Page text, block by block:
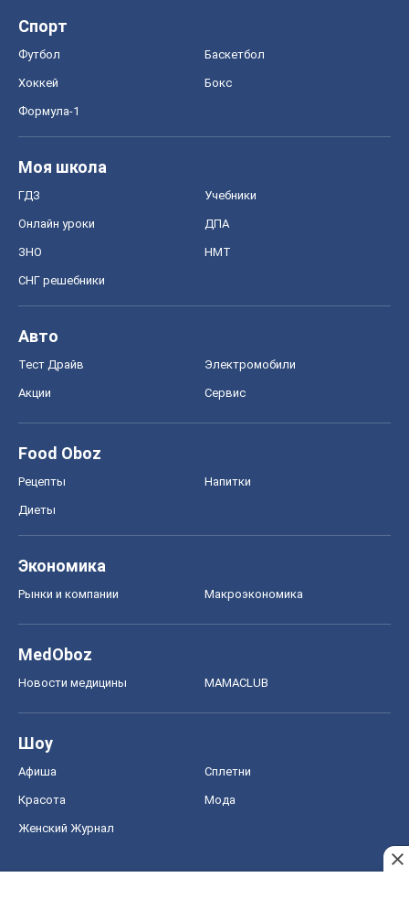
Спорт
Футбол Баскетбол
Хоккей Бокс
Формула-1
Моя школа
ГДЗ Учебники
Онлайн уроки ДПА
ЗНО НМТ
СНГ решебники
Авто
Тест Драйв Электромобили
Акции Сервис
Food Oboz
Рецепты Напитки
Диеты
Экономика
Рынки и компании Mакроэкономика
MedOboz
Новости медицины MAMACLUB
Шоу
Афиша Сплетни
Красота Мода
Женский Журнал